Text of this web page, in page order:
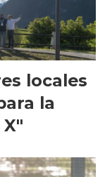
locales
la